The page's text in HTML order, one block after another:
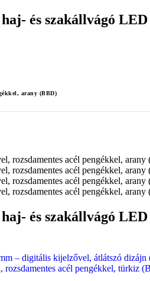
és szakállvágó
arany (BBD)
és szakállvágó
– digitális kijelzővel, átlátszó
acél pengékkel, türkiz